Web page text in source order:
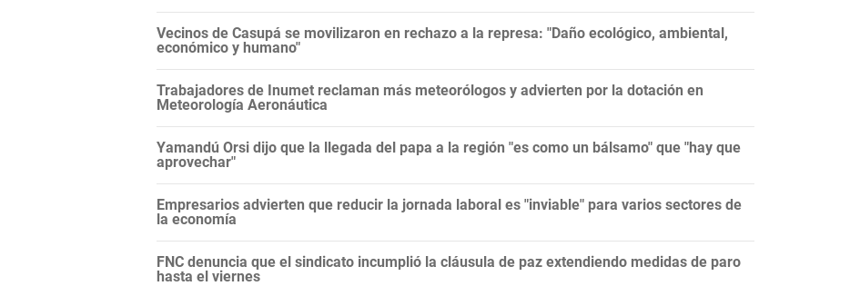
Vecinos de Casupá se movilizaron en rechazo a la represa: "Daño ecológico, ambiental,
económico y humano"
Trabajadores de Inumet reclaman más meteorólogos y advierten por la dotación en
Meteorología Aeronáutica
Yamandú Orsi dijo que la llegada del papa a la región "es como un bálsamo" que "hay que
aprovechar"
Empresarios advierten que reducir la jornada laboral es "inviable" para varios sectores de
la economía
FNC denuncia que el sindicato incumplió la cláusula de paz extendiendo medidas de paro
hasta el viernes